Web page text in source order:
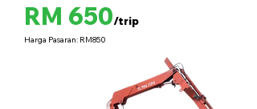
RM 650/trip
Harga Pasaran: RM850